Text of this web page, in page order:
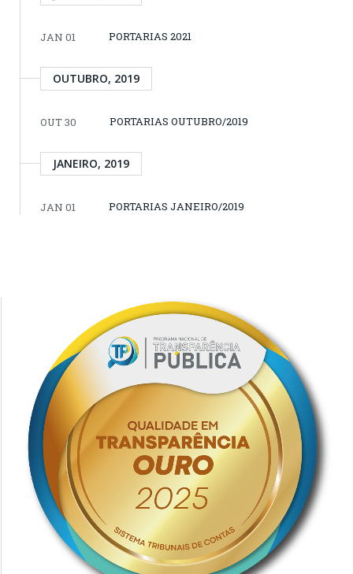
JAN 01 PORTARIAS 2021
OUTUBRO, 2019
OUT 30 PORTARIAS OUTUBRO/2019
JANEIRO, 2019
JAN 01 PORTARIAS JANEIRO/2019